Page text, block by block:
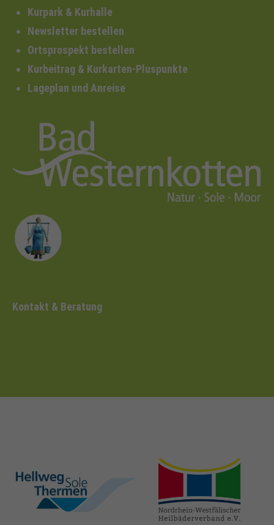
Kurpark & Kurhalle
Newsletter bestellen
Ortsprospekt bestellen
Kurbeitrag & Kurkarten-Pluspunkte
Lageplan und Anreise
Kontakt & Beratung
hellweg-sole-
thermen.de
heilbaeder.de